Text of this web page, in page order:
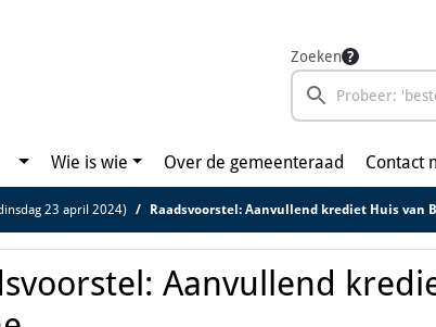
Zoeken
Wie is wie Over de gemeenteraad Contact
23 april 2024) Raadsvoorstel: Aanvullend krediet Huis van
Aanvullend